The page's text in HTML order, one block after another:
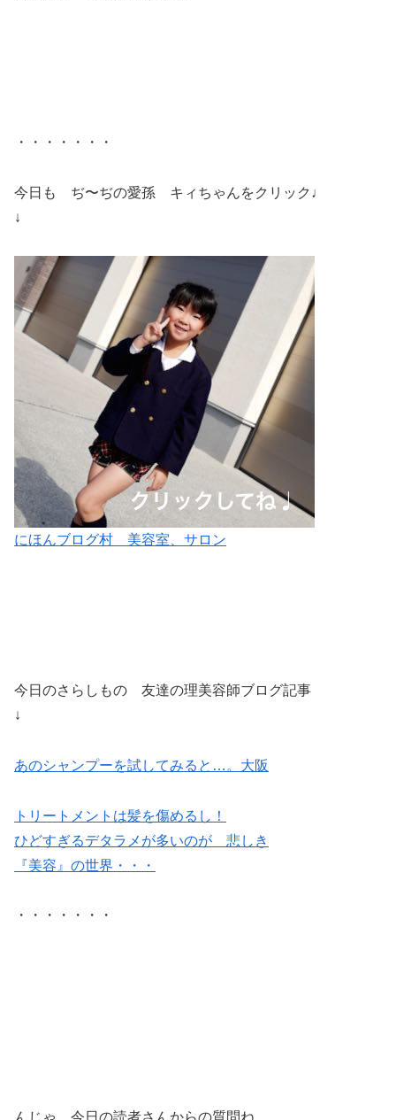
・・・・・・・
今日も ぢ〜ぢの愛孫 キィちゃんをクリック♩
↓
にほんブログ村 美容室、サロン
今日のさらしもの 友達の理美容師ブログ記事
↓
あのシャンプーを試してみると…。大阪
トリートメントは髪を傷めるし！
ひどすぎるデタラメが多いのが 悲しき
『美容』の世界・・・
・・・・・・・
んじゃ 今日の読者さんからの質問ね